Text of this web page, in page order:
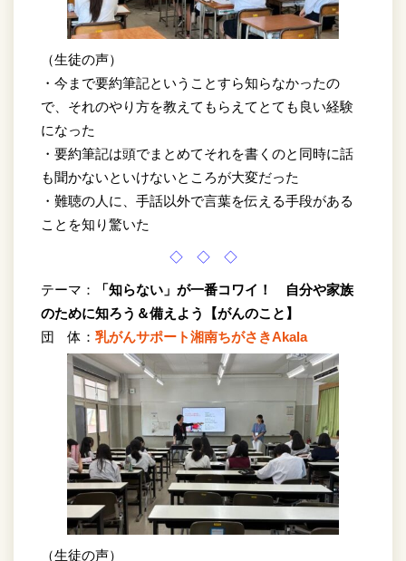
（生徒の声）
・今まで要約筆記ということすら知らなかったの
で、それのやり方を教えてもらえてとても良い経験
になった
・要約筆記は頭でまとめてそれを書くのと同時に話
も聞かないといけないところが大変だった
・難聴の人に、手話以外で言葉を伝える手段がある
ことを知り驚いた
◇ ◇ ◇
テーマ：
「知らない」が一番コワイ！ 自分や家族
のために知ろう＆備えよう【がんのこと】
団 体： 乳がんサポート湘南ちがさきAkala
（生徒の声）